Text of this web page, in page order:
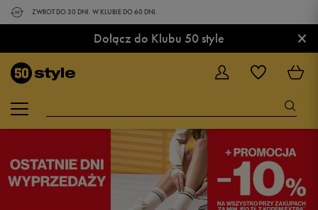
ZWROT DO 30 DNI. W KLUBIE DO 60 DNI.
Dołącz do Klubu 50 style ×